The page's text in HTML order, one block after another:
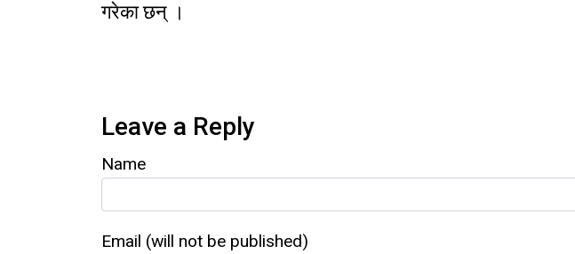
गरेका छन् ।
Leave a Reply
Name
Email (will not be published)